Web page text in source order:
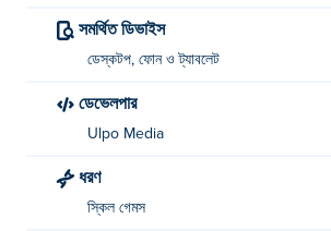
সমর্থিত ডিভাইস
ডেস্কটপ, ফোন ও ট্যাবলেট
ডেভেলপার
Ulpo Media
ধরণ
স্কিল গেমস